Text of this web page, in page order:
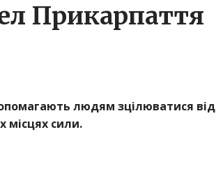
Прикарпаття
людям зцілюватися від
місцях сили.